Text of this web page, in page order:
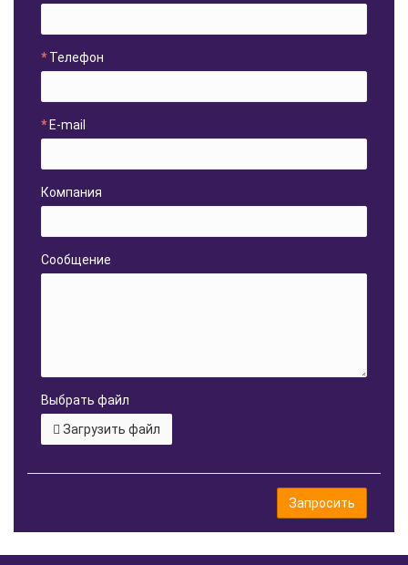
Телефон
E-mail
Компания
Сообщение
Выбрать файл
Загрузить файл
Запросить